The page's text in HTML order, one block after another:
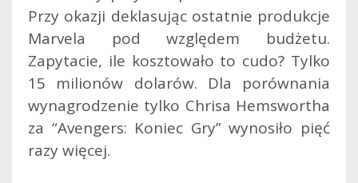
Przy okazji deklasując ostatnie produkcje
Marvela pod względem budżetu.
Zapytacie, ile kosztowało to cudo? Tylko
15 milionów dolarów. Dla porównania
wynagrodzenie tylko Chrisa Hemswortha
za “Avengers: Koniec Gry” wynosiło pięć
razy więcej.